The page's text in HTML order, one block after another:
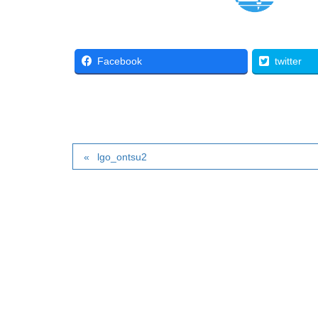
Facebook twitter
lgo_ontsu2